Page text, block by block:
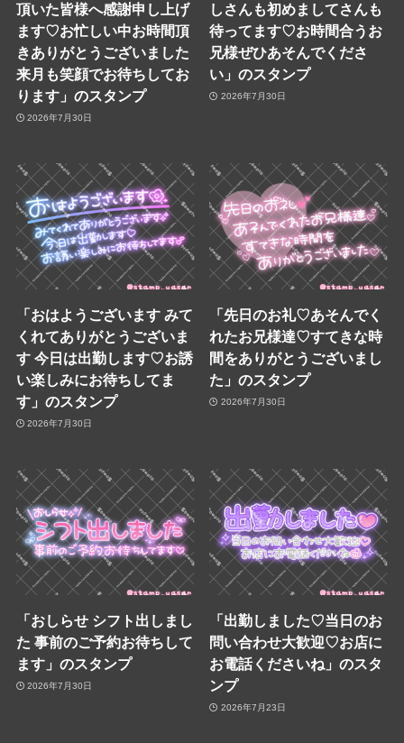
頂いた皆様へ感謝申し上げ
ます♡お忙しい中お時間頂
きありがとうございました
来月も笑顔でお待ちしてお
ります」のスタンプ
2026年7月30日
しさんも初めましてさんも
待ってます♡お時間合うお
兄様ぜひあそんでくださ
い」のスタンプ
2026年7月30日
「おはようございます みて
くれてありがとうございま
す 今日は出勤します♡お誘
い楽しみにお待ちしてま
す」のスタンプ
2026年7月30日
「先日のお礼♡あそんでく
れたお兄様達♡すてきな時
間をありがとうございまし
た」のスタンプ
2026年7月30日
「おしらせ シフト出しまし
た 事前のご予約お待ちして
ます」のスタンプ
2026年7月30日
「出勤しました♡当日のお
問い合わせ大歓迎♡お店に
お電話くださいね」のスタ
ンプ
2026年7月23日